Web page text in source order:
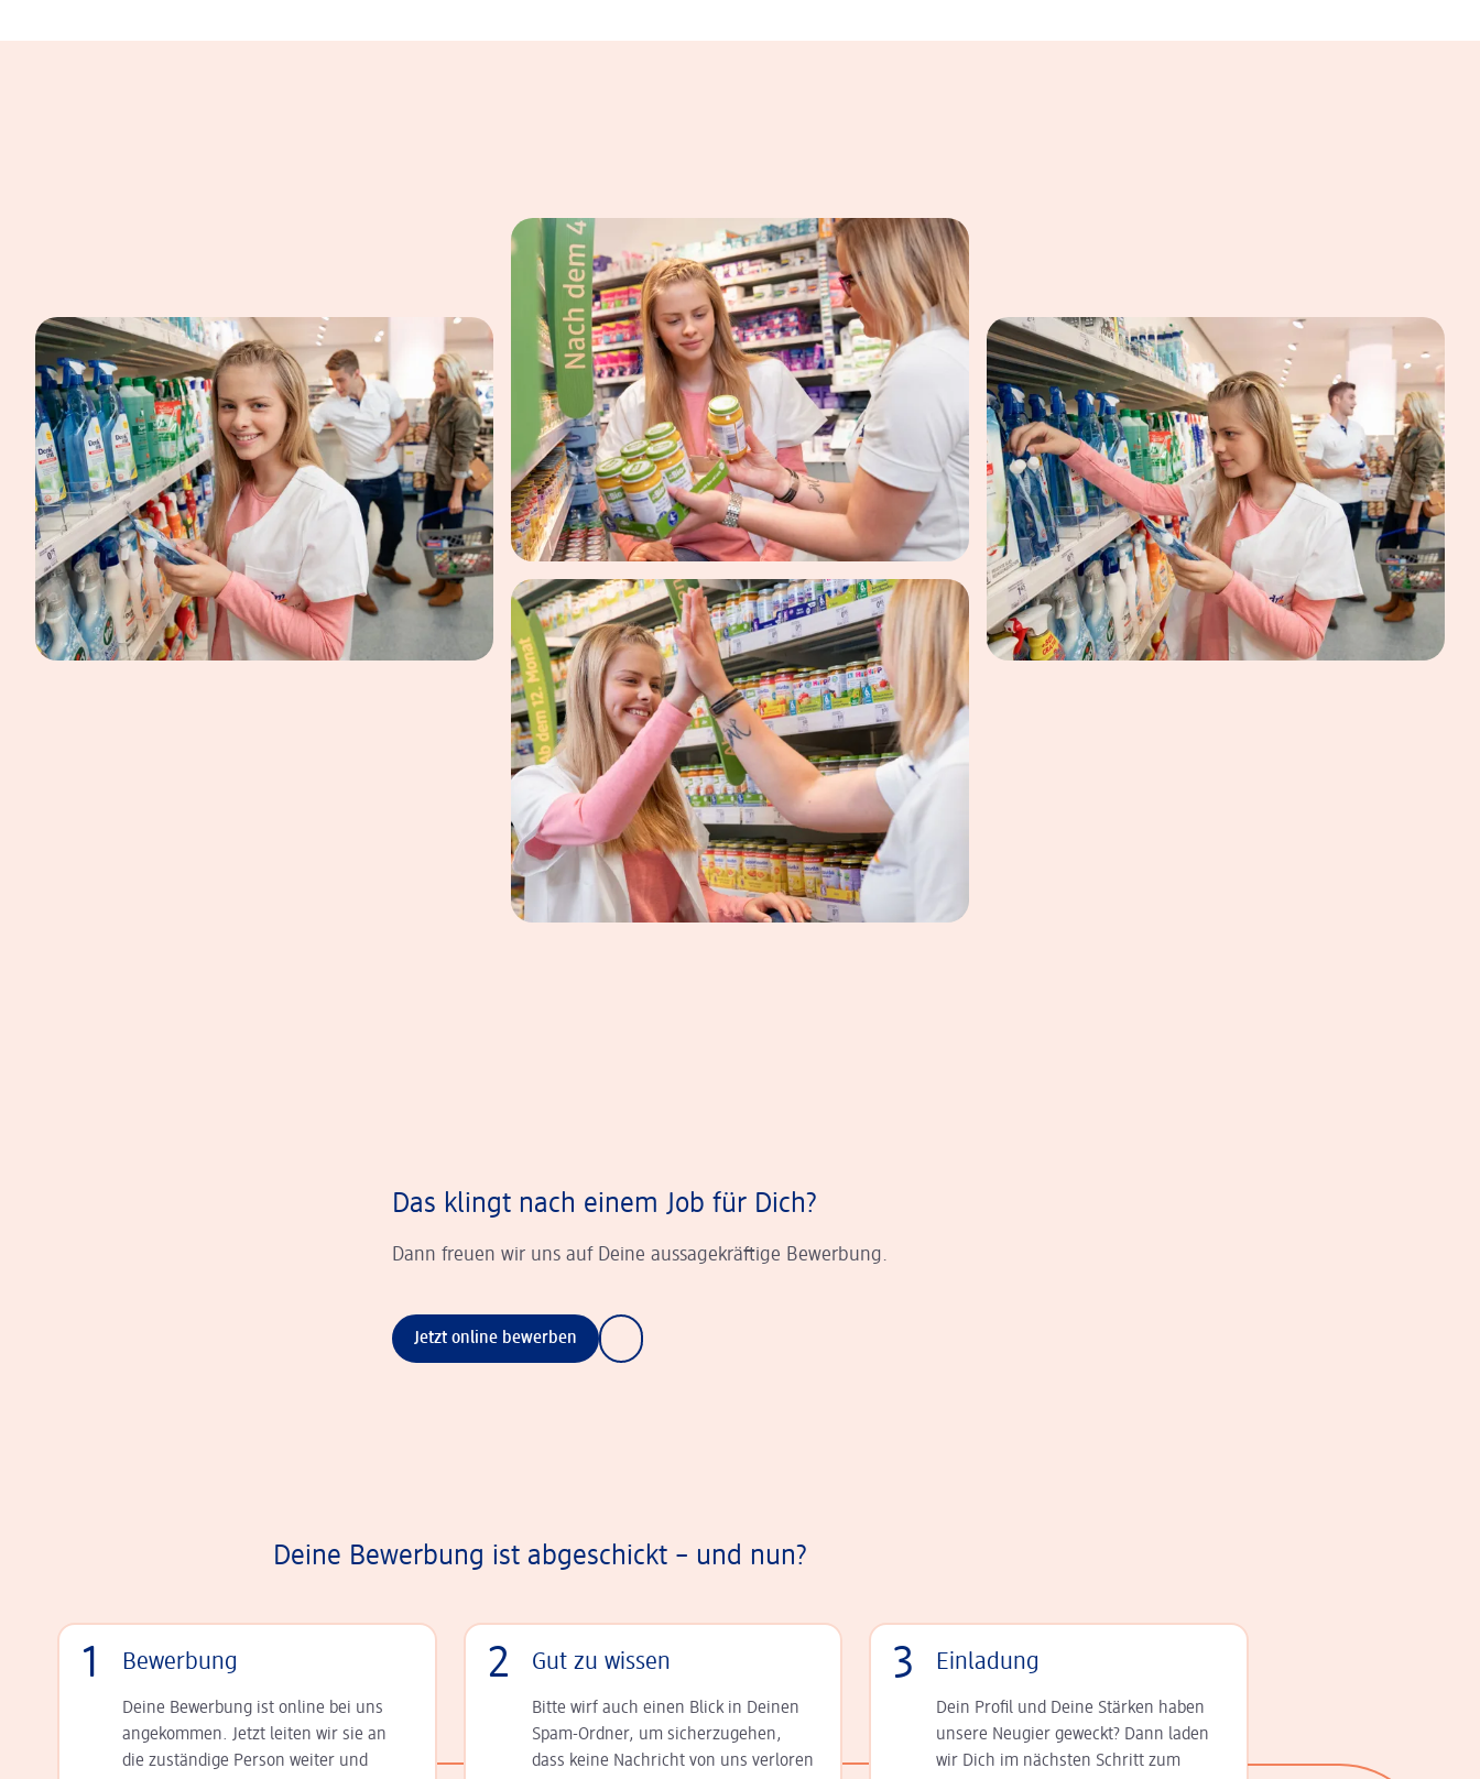
Das klingt nach einem Job für Dich?
Dann freuen wir uns auf Deine aussagekräftige Bewerbung.
Jetzt online bewerben
Deine Bewerbung ist abgeschickt – und nun?
1 Bewerbung
Deine Bewerbung ist online bei uns
angekommen. Jetzt leiten wir sie an
die zu­stän­dige Person weiter und
2 Gut zu wissen
Bitte wirf auch einen Blick in Deinen
Spam-Ordner, um sicherzugehen,
dass keine Nachricht von uns verloren
3 Einladung
Dein Profil und Deine Stär­ken haben
unsere Neugier geweckt? Dann laden
wir Dich im nächsten Schritt zum